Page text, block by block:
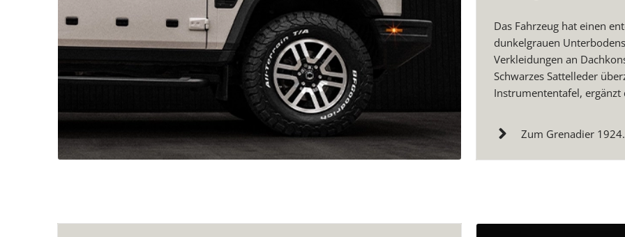
Das Fahrzeug hat einen
dunkelgrauen
Verkleidungen an
Schwarzes Sattelleder
Instrumententafel,
Zum Grenadier 1924.